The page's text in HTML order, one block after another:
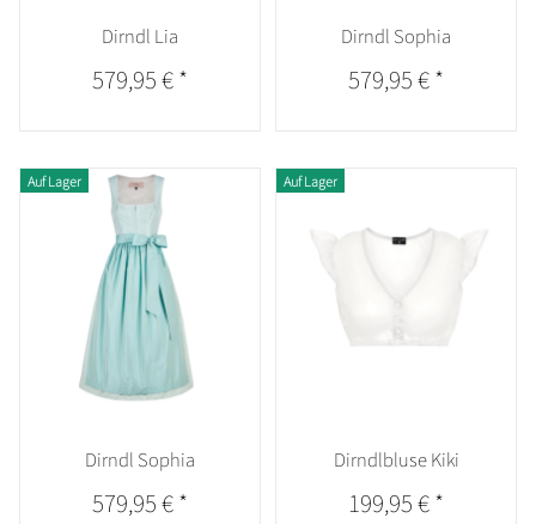
Dirndl Lia
579,95 €*
Dirndl Sophia
579,95 €*
Auf Lager
Dirndl Sophia
579,95 €*
Auf Lager
Dirndlbluse Kiki
199,95 €*